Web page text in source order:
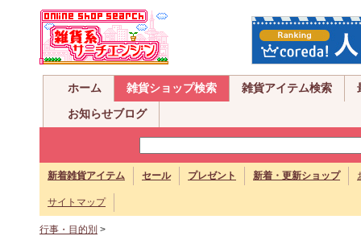
ホーム 雑貨ショップ検索 雑貨アイテム検索
お知らせブログ
新着雑貨アイテム セール プレゼント 新着・更新ショップ
サイトマップ
行事・目的別 >